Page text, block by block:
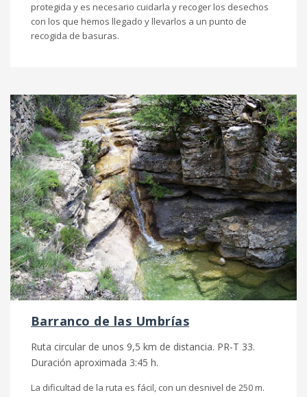
protegida y es necesario cuidarla y recoger los desechos
con los que hemos llegado y llevarlos a un punto de
recogida de basuras.
Barranco de las Umbrías
Ruta circular de unos 9,5 km de distancia. PR-T 33.
Duración aproximada 3:45 h.
La dificultad de la ruta es fácil, con un desnivel de 250 m.